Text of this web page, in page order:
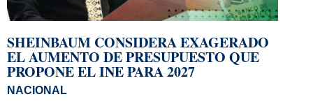
SHEINBAUM CONSIDERA EXAGERADO
EL AUMENTO DE PRESUPUESTO QUE
PROPONE EL INE PARA 2027
NACIONAL